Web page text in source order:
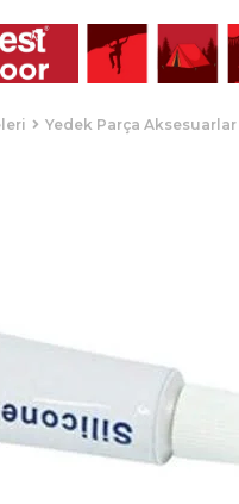
Yedek Parça Aksesuarlar